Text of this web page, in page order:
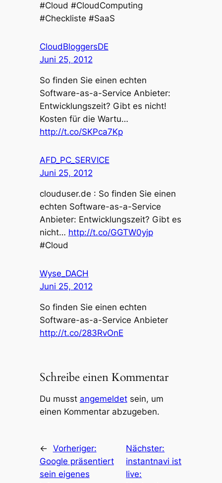
#Cloud #CloudComputing
#Checkliste #SaaS
CloudBloggersDE
Juni 25, 2012
So finden Sie einen echten
Software-as-a-Service Anbieter:
Entwicklungszeit? Gibt es nicht!
Kosten für die Wartu…
http://t.co/SKPca7Kp
AFD_PC_SERVICE
Juni 25, 2012
clouduser.de : So finden Sie einen
echten Software-as-a-Service
Anbieter: Entwicklungszeit? Gibt es
nicht… http://t.co/GGTW0yjp
#Cloud
Wyse_DACH
Juni 25, 2012
So finden Sie einen echten
Software-as-a-Service Anbieter
http://t.co/283RvOnE
Schreibe einen Kommentar
Du musst angemeldetsein, um
einen Kommentar abzugeben.
← Vorheriger:
Google präsentiert
sein eigenes
Nächster:
instantnavi ist
live: